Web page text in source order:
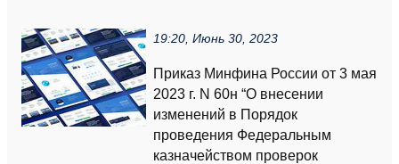
19:20, Июнь 30, 2023
Приказ Минфина России от 3 мая
2023 г. N 60н “О внесении
изменений в Порядок
проведения Федеральным
казначейством проверок